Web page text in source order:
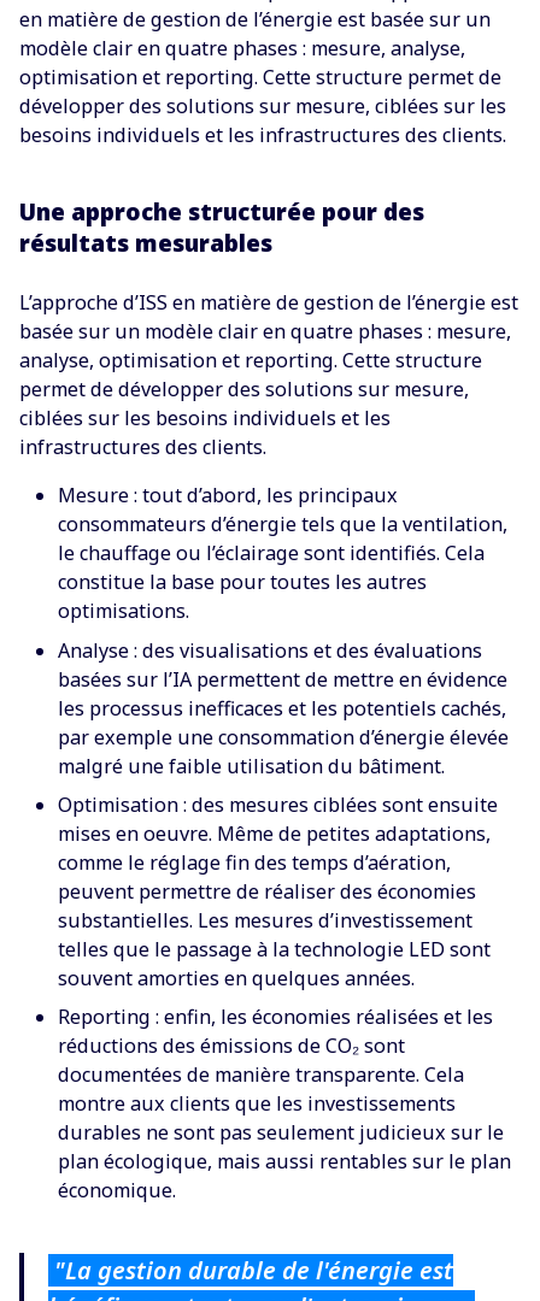
en matière de gestion de l’énergie est basée sur un
modèle clair en quatre phases : mesure, analyse,
optimisation et reporting. Cette structure permet de
développer des solutions sur mesure, ciblées sur les
besoins individuels et les infrastructures des clients.
Une approche structurée pour des
résultats mesurables
L’approche d’ISS en matière de gestion de l’énergie est
basée sur un modèle clair en quatre phases : mesure,
analyse, optimisation et reporting. Cette structure
permet de développer des solutions sur mesure,
ciblées sur les besoins individuels et les
infrastructures des clients.
Mesure : tout d’abord, les principaux
consommateurs d’énergie tels que la ventilation,
le chauffage ou l’éclairage sont identifiés. Cela
constitue la base pour toutes les autres
optimisations.
Analyse : des visualisations et des évaluations
basées sur l’IA permettent de mettre en évidence
les processus inefficaces et les potentiels cachés,
par exemple une consommation d’énergie élevée
malgré une faible utilisation du bâtiment.
Optimisation : des mesures ciblées sont ensuite
mises en oeuvre. Même de petites adaptations,
comme le réglage fin des temps d’aération,
peuvent permettre de réaliser des économies
substantielles. Les mesures d’investissement
telles que le passage à la technologie LED sont
souvent amorties en quelques années.
Reporting : enfin, les économies réalisées et les
réductions des émissions de CO₂ sont
documentées de manière transparente. Cela
montre aux clients que les investissements
durables ne sont pas seulement judicieux sur le
plan écologique, mais aussi rentables sur le plan
économique.
"La gestion durable de l'énergie est